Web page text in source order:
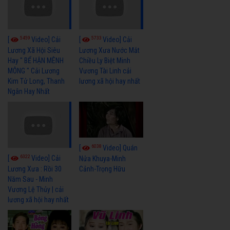
5459 Video] Cải
Lương Xã Hội Siêu
Hay " BỂ HẬN MÊNH
MÔNG " Cải Lương
Kim Tử Long, Thanh
Ngân Hay Nhất
5733Video] Cải
Lương Xưa Nước Mắt
Chiều Ly Biệt Minh
Vương Tài Linh cải
lương xã hội hay nhất
6322 Video] Cải
Lương Xưa : Rồi 30
Năm Sau - Minh
Vương Lệ Thủy | cải
lương xã hội hay nhất
6038Video] Quán
Nửa Khuya-Minh
Cảnh-Trọng Hữu